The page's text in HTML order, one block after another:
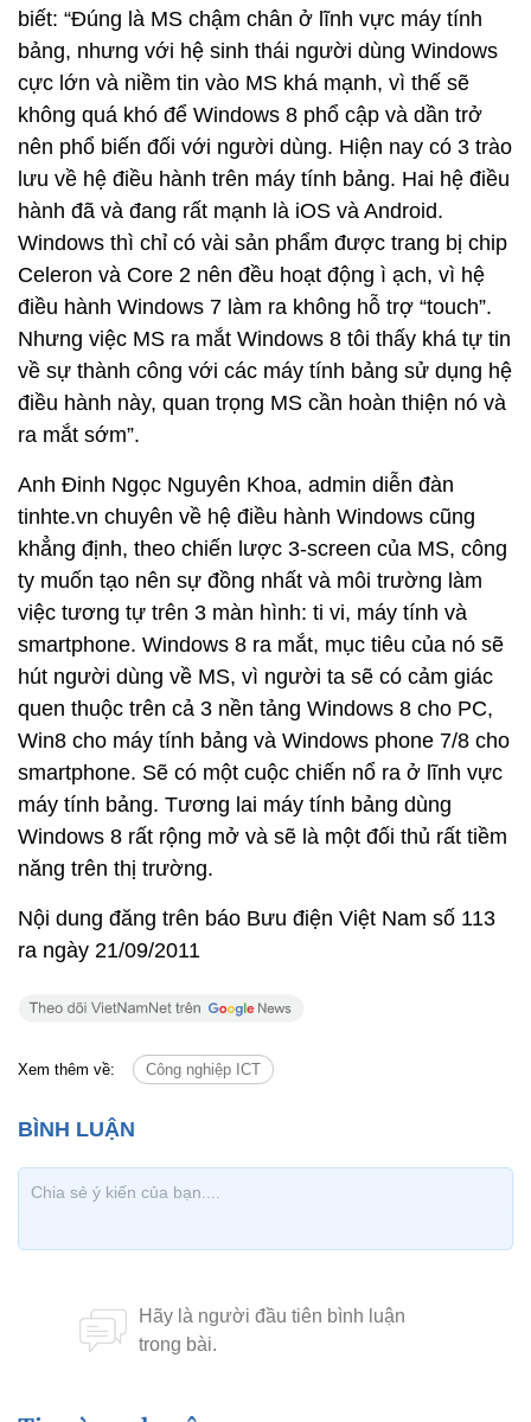
biết: “Đúng là MS chậm chân ở lĩnh vực máy tính
bảng, nhưng với hệ sinh thái người dùng Windows
cực lớn và niềm tin vào MS khá mạnh, vì thế sẽ
không quá khó để Windows 8 phổ cập và dần trở
nên phổ biến đối với người dùng. Hiện nay có 3 trào
lưu về hệ điều hành trên máy tính bảng. Hai hệ điều
hành đã và đang rất mạnh là iOS và Android.
Windows thì chỉ có vài sản phẩm được trang bị chip
Celeron và Core 2 nên đều hoạt động ì ạch, vì hệ
điều hành Windows 7 làm ra không hỗ trợ “touch”.
Nhưng việc MS ra mắt Windows 8 tôi thấy khá tự tin
về sự thành công với các máy tính bảng sử dụng hệ
điều hành này, quan trọng MS cần hoàn thiện nó và
ra mắt sớm”.
Anh Đinh Ngọc Nguyên Khoa, admin diễn đàn
tinhte.vn chuyên về hệ điều hành Windows cũng
khẳng định, theo chiến lược 3-screen của MS, công
ty muốn tạo nên sự đồng nhất và môi trường làm
việc tương tự trên 3 màn hình: ti vi, máy tính và
smartphone. Windows 8 ra mắt, mục tiêu của nó sẽ
hút người dùng về MS, vì người ta sẽ có cảm giác
quen thuộc trên cả 3 nền tảng Windows 8 cho PC,
Win8 cho máy tính bảng và Windows phone 7/8 cho
smartphone. Sẽ có một cuộc chiến nổ ra ở lĩnh vực
máy tính bảng. Tương lai máy tính bảng dùng
Windows 8 rất rộng mở và sẽ là một đối thủ rất tiềm
năng trên thị trường.
Nội dung đăng trên báo Bưu điện Việt Nam số 113
ra ngày 21/09/2011
Xem thêm về: Công nghiệp ICT